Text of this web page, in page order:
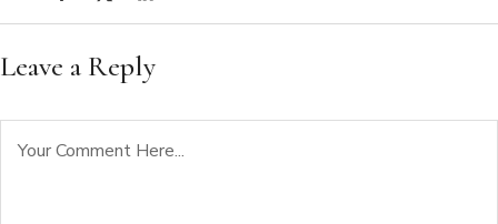
Leave a Reply